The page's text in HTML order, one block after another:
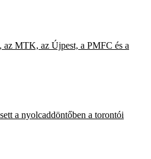
MTK, az Újpest, a PMFC és a
a nyolcaddöntőben a torontói